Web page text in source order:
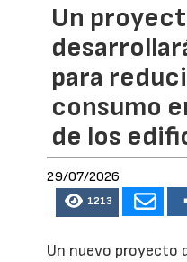
Un
para
consumo
de los
29/07/2026
1213
Un nuevo proyecto